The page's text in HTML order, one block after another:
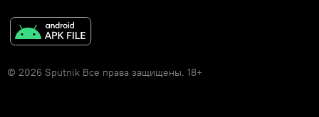
© 2026 Sputnik Все права защищены. 18+